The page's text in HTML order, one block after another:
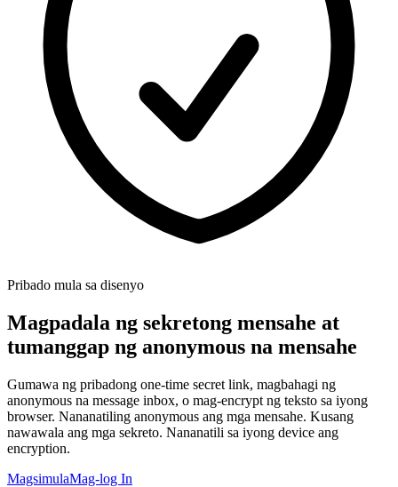
Pribado mula sa disenyo
Magpadala ng sekretong mensahe at
tumanggap ng anonymous na mensahe
Gumawa ng pribadong one-time secret link, magbahagi ng
anonymous na message inbox, o mag-encrypt ng teksto sa iyong
browser. Nananatiling anonymous ang mga mensahe. Kusang
nawawala ang mga sekreto. Nananatili sa iyong device ang
encryption.
MagsimulaMag-log In